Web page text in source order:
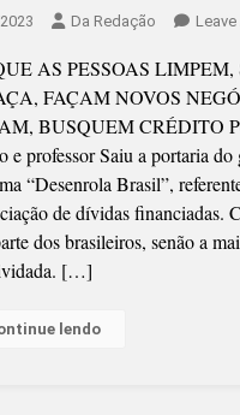
Da Redação
AS PESSOAS LIMPEM,
FAÇAM NOVOS
BUSQUEM CRÉDITO
e professor Saiu a portaria
“Desenrola Brasil”,
de dívidas financiadas.
dos brasileiros, senão a
[…]
lendo